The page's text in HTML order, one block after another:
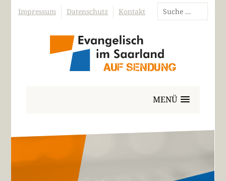
Impressum Datenschutz Kontakt
MENÜ